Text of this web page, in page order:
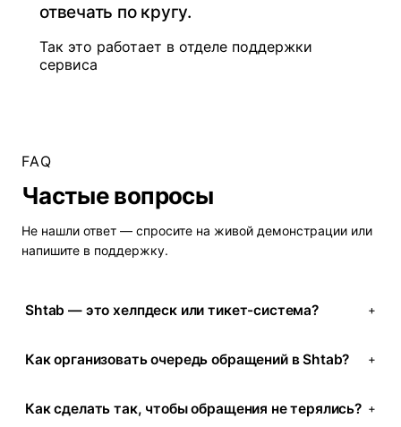
отвечать по кругу.
Так это работает в отделе поддержки
сервиса
FAQ
Частые вопросы
Не нашли ответ — спросите на живой демонстрации или
напишите в поддержку.
Shtab — это хелпдеск или тикет-система? +
Как организовать очередь обращений в Shtab? +
Как сделать так, чтобы обращения не терялись? +